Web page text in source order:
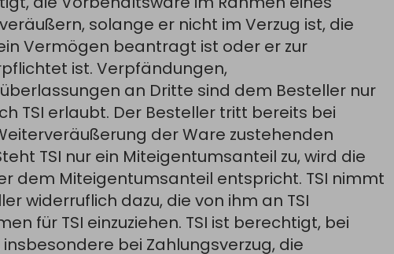
solange er nicht im Verzug ist, die
Vermögen beantragt ist oder er zur
ist. Verpfändungen,
an Dritte sind dem Besteller nur
TSI erlaubt. Der Besteller tritt bereits bei
der Ware zustehenden
TSI nur ein Miteigentumsanteil zu, wird die
dem Miteigentumsanteil entspricht. TSI nimmt
widerruflich dazu, die von ihm an TSI
für TSI einzuziehen. TSI ist berechtigt, bei
bei Zahlungsverzug, die